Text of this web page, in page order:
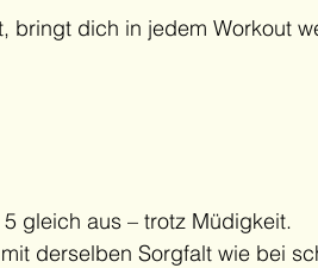
bringt dich in jedem Workout
gleich aus – trotz Müdigkeit.
derselben Sorgfalt wie bei